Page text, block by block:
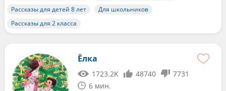
Рассказы для детей 8 лет
Для школьников
Рассказы для 2 класса
Ёлка
1723.2K 48740
7731
6 мин.